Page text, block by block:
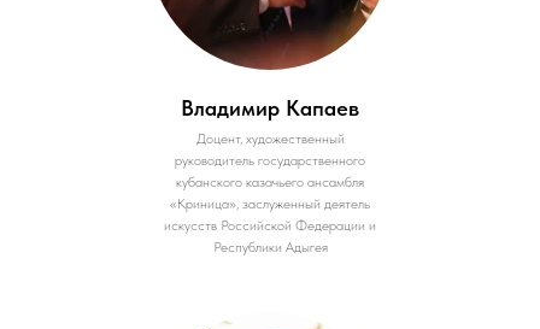
Владимир Капаев
Доцент, художественный
руководитель государственного
кубанского казачьего ансамбля
«Криница», заслуженный деятель
искусств Российской Федерации и
Республики Адыгея